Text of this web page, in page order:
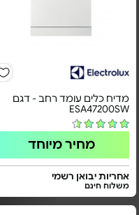
מדיח כלים עומד רחב - דגם
ESA47200SW
מחיר מיוחד
אחריות יבואן רשמי
משלוח חינם